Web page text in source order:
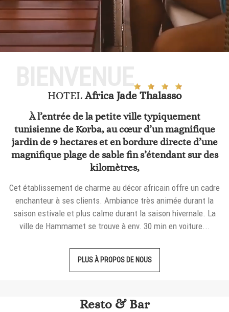
HOTELAfrica Jade Thalasso
À l’entrée de la petite ville typiquement
tunisienne de Korba, au cœur d’un magnifique
jardin de 9 hectares et en bordure directe d’une
magnifique plage de sable fin s’étendant sur des
kilomètres,
Cet établissement de charme au décor africain offre un cadre
enchanteur à ses clients. Ambiance très animée durant la
saison estivale et plus calme durant la saison hivernale. La
ville de Hammamet se trouve à env. 30 min en voiture...
PLUS À PROPOS DE NOUS
Resto & Bar